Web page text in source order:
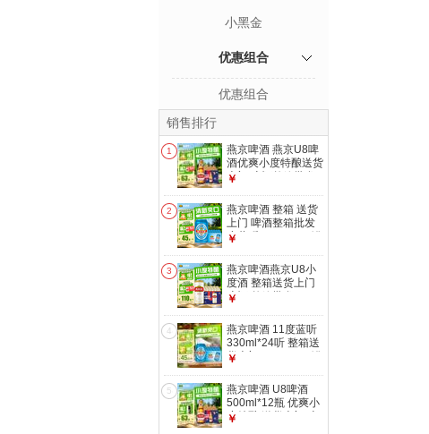
小黑金
优惠组合
优惠组合
销售排行
1
燕京啤酒 燕京U8啤
酒优爽小度特酿送货
上门 啤酒整箱批发
￥
2
燕京啤酒 整箱 送货
上门 啤酒整箱批发
小蓝听 330mL 24罐
￥
3
燕京啤酒燕京U8小
度酒 整箱送货上门
啤酒 整箱批发
￥
4
燕京啤酒 11度蓝听
330ml*24听 整箱送
货上门 330mL 24罐
￥
5
燕京啤酒 U8啤酒
500ml*12瓶 优爽小
度特酿 送货上门 啤
￥